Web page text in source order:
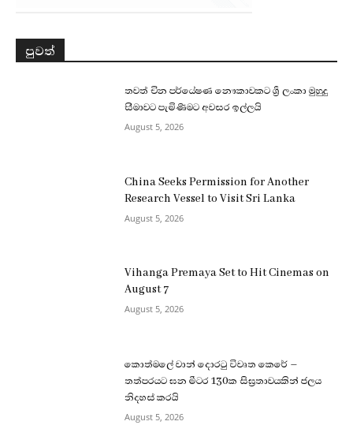
පුවත්
තවත් චීන පර්යේෂණ නෞකාවකට ශ්‍රී ලංකා මුහුදු
සීමාවට පැමිණීමට අවසර ඉල්ලයි
August 5, 2026
China Seeks Permission for Another
Research Vessel to Visit Sri Lanka
August 5, 2026
Vihanga Premaya Set to Hit Cinemas on
August 7
August 5, 2026
කොත්මලේ වාන් දොරටු විවෘත කෙරේ –
තත්පරයට ඝන මීටර 130ක සිඝ්‍රතාවයකින් ජලය
නිදහස් කරයි
August 5, 2026